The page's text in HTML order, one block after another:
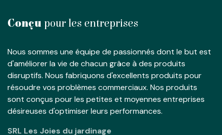
Conçu pour les entreprises
Nous sommes une équipe de passionnés dont le but est
d'améliorer la vie de chacun grâce à des produits
disruptifs. Nous fabriquons d'excellents produits pour
résoudre vos problèmes commerciaux. Nos produits
sont conçus pour les petites et moyennes entreprises
désireuses d'optimiser leurs performances.
SRL Les Joies du jardinage